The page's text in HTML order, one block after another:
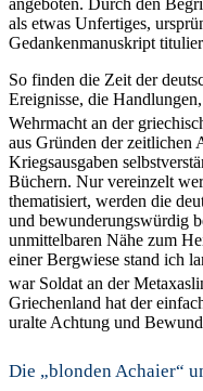
als etwas Unfertiges,
Gedankenmanuskript
So finden die Zeit der
Ereignisse, die
Wehrmacht an der
aus Gründen der zeitlichen
Kriegsausgaben
Büchern. Nur vereinzelt
thematisiert, werden die
und bewunderungswürdig
unmittelbaren Nähe zum
einer Bergwiese stand ich
war Soldat an der
Griechenland hat der
uralte Achtung und
Die „blonden Achaier“